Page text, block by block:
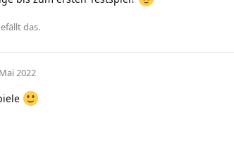
das.
2022